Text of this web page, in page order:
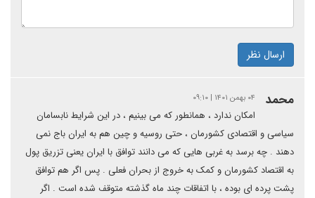
ارسال نظر
محمد ۰۴ بهمن ۱۴۰۱ | ۰۹:۱۰
امکان ندارد ، همانطور که می بینیم ، در این شرایط نابسامان
سیاسی و اقتصادی کشورمان ، حتی روسیه و چین هم به ایران باج نمی
دهند . چه برسد به غربی هایی که می دانند توافق با ایران یعنی تزریق پول
به اقتصاد کشورمان و کمک به خروج از بحران فعلی . پس اگر هم توافق
پشت پرده ای بوده ، با اتفاقات چند ماه گذشته متوقف شده است . اگر